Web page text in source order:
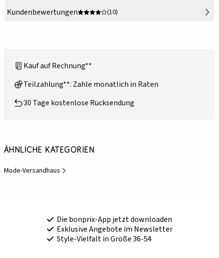
Kundenbewertungen
(10)
Kauf auf Rechnung**
Teilzahlung**: Zahle monatlich in Raten
30 Tage kostenlose Rücksendung
Ähnliche Kategorien
Mode-Versandhaus
Die bonprix-App jetzt downloaden
Exklusive Angebote im Newsletter
Style-Vielfalt in Größe 36-54